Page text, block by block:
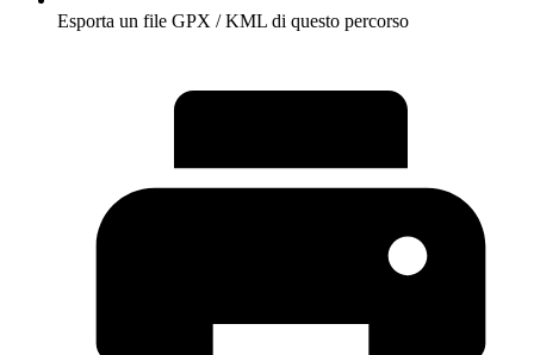
Esporta un file GPX / KML di questo percorso